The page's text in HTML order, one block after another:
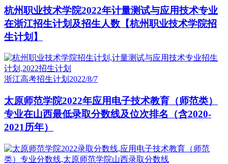
杭州职业技术学院2022年计量测试与应用技术专业
在浙江招生计划及招生人数【杭州职业技术学院招
生计划】
浙江高考招生计划 2022/8/7
太原师范学院2022年应用电子技术教育（师范类）
专业在山西最低录取分数线及位次排名（含2020-
2021历年）